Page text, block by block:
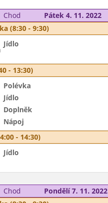
Chod
Pátek 4. 11. 2022
(8:30 - 9:30)
Jídlo
- 13:30)
Polévka
Jídlo
Doplněk
Nápoj
- 14:30)
Jídlo
Chod
Pondělí 7. 11. 2022